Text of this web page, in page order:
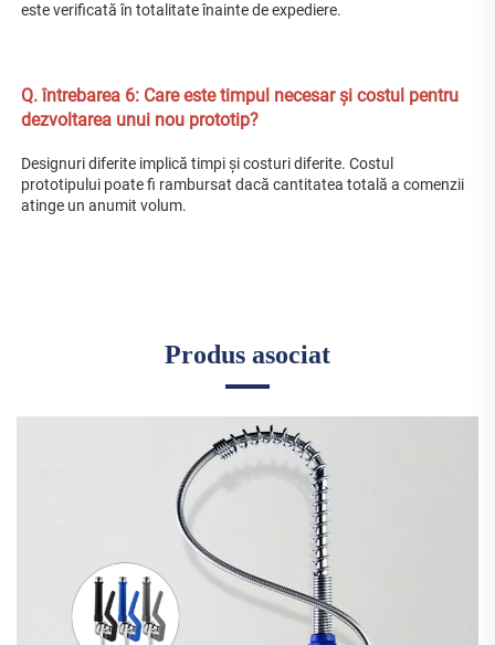
este verificată în totalitate înainte de expediere.
Q. întrebarea 6: Care este timpul necesar și costul pentru
dezvoltarea unui nou prototip?
Designuri diferite implică timpi și costuri diferite. Costul
prototipului poate fi rambursat dacă cantitatea totală a comenzii
atinge un anumit volum.
Produs asociat